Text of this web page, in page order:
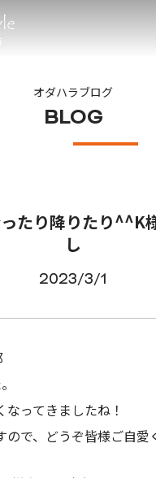
オダハラブログ
BLOG
たり降りたり^^K
し
2023/3/1
ってきましたね！
ので、どうぞ皆様ご自愛